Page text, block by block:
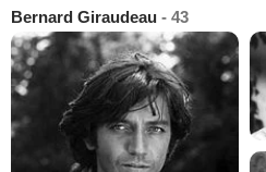
Bernard Giraudeau - 43